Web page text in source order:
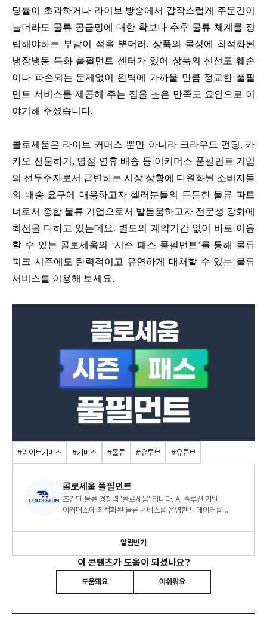
딩률이 초과하거나 라이브 방송에서 갑작스럽게 주문건이
늘더라도 물류 공급망에 대한 확보나 추후 물류 체계를 정
립해야하는 부담이 적을 뿐더러, 상품의 물성에 최적화된
냉장냉동 특화 풀필먼트 센터가 있어 상품의 신선도 훼손
이나 파손되는 문제없이 완벽에 가까울 만큼 정교한 풀필
먼트 서비스를 제공해 주는 점을 높은 만족도 요인으로 이
야기해 주셨습니다.
콜로세움은 라이브 커머스 뿐만 아니라 크라우드 펀딩, 카
카오 선물하기, 명절 연휴 배송 등 이커머스 풀필먼트 기업
의 선두주자로서 급변하는 시장 상황에 다원화된 소비자들
의 배송 요구에 대응하고자 셀러분들의 든든한 물류 파트
너로서 종합 물류 기업으로서 발돋움하고자 전문성 강화에
최선을 다하고 있는데요. 별도의 계약기간 없이 바로 이용
할 수 있는 콜로세움의 ‘시즌 패스 풀필먼트’를 통해 물류
피크 시즌에도 탄력적이고 유연하게 대처할 수 있는 물류
서비스를 이용해 보세요.
#라이브커머스 #커머스 #물류 #유투브 #유튜브
콜로세움 풀필먼트
초간단 물류 경쟁력 '콜로세움' 입니다. AI 솔루션 기반
이커머스에 최적화된 물류 서비스를 운영한 빅데이터를
알림받기
이 콘텐츠가 도움이 되셨나요?
도움돼요 아쉬워요